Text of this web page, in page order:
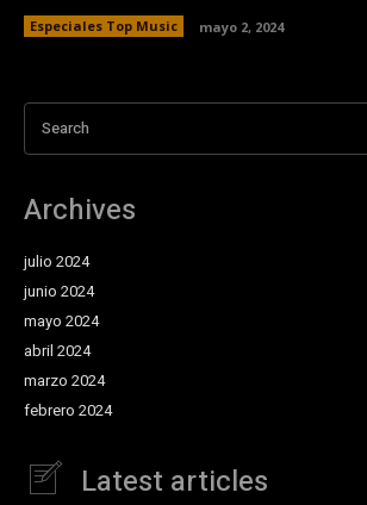
Especiales Top Music mayo 2, 2024
Search
Archives
julio 2024
junio 2024
mayo 2024
abril 2024
marzo 2024
febrero 2024
Latest articles